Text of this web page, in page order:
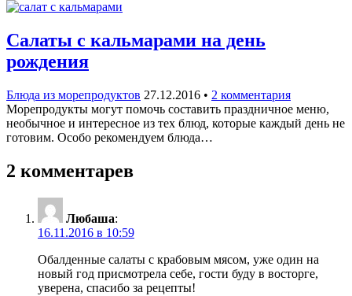
Салаты с кальмарами на день
рождения
Блюда из морепродуктов 27.12.2016 • 2 комментария
Морепродукты могут помочь составить праздничное меню,
необычное и интересное из тех блюд, которые каждый день не
готовим. Особо рекомендуем блюда…
2 комментарев
Любаша:
16.11.2016 в 10:59
Обалденные салаты с крабовым мясом, уже один на
новый год присмотрела себе, гости буду в восторге,
уверена, спасибо за рецепты!